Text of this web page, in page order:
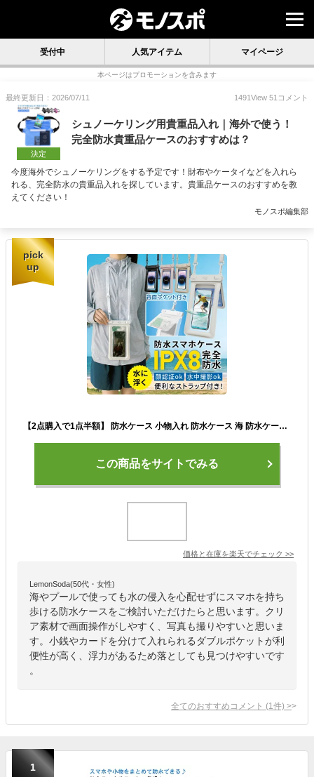
受付中 人気アイテム マイページ
本ページはプロモーションを含みます
最終更新日：2026/07/11 1491View 51 コメント
決定
シュノーケリング用貴重品入れ｜海外で使う！
完全防水貴重品ケースのおすすめは？
今度海外でシュノーケリングをする予定です！財布やケータイなどを入れら
れる、完全防水の貴重品入れを探しています。貴重品ケースのおすすめを教
えてください！
モノスポ編集部
pick
up
【2点購入で1点半額】 防水ケース 小物入れ 防水ケース 海 防水ケース スマホ 防水 防水ケース スマホカバー 防水スマホケース 水中撮影 防水スマホケース ダブルポケット IPX8 完全防水 小銭入れ ストラップ付き 浮く レジャー プール 海の中 お風呂 浴室 iPhone クリア
この商品をサイトでみる
価格と在庫を楽天でチェック >>
LemonSoda(50代・女性)
海やプールで使っても水の侵入を心配せずにスマホを持ち
歩ける防水ケースをご検討いただけたらと思います。クリ
ア素材で画面操作がしやすく、写真も撮りやすいと思いま
す。小銭やカードを分けて入れられるダブルポケットが利
便性が高く、浮力があるため落としても見つけやすいです
。
全てのおすすめコメント (1 件) >
1